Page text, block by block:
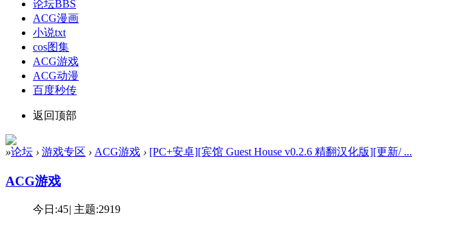
论坛BBS
ACG漫画
小说txt
cos图集
ACG游戏
ACG动漫
百度秒传
返回顶部
»论坛 › 游戏专区 › ACG游戏 › [PC+安卓][宾馆 Guest House v0.2.6 精翻汉化版][更新/ ...
ACG游戏
今日:45| 主题:2919